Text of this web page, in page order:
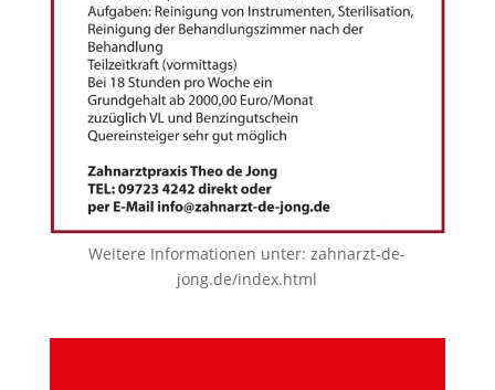
Weitere Informationen unter:zahnarzt-de-
jong.de/index.html